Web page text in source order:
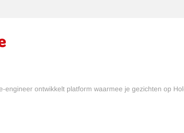
engineer ontwikkelt platform waarmee je gezichten op